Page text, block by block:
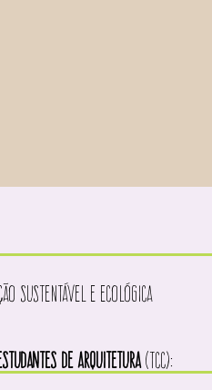
SUSTENTÁVEL E ECOLÓGICA
DE ARQUITETURA(tcc):